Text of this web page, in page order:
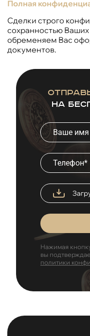
Полная
Сделки строго
сохранностью Ваших
обременяем Вас
документов.
на
Нажимая
вы
политики